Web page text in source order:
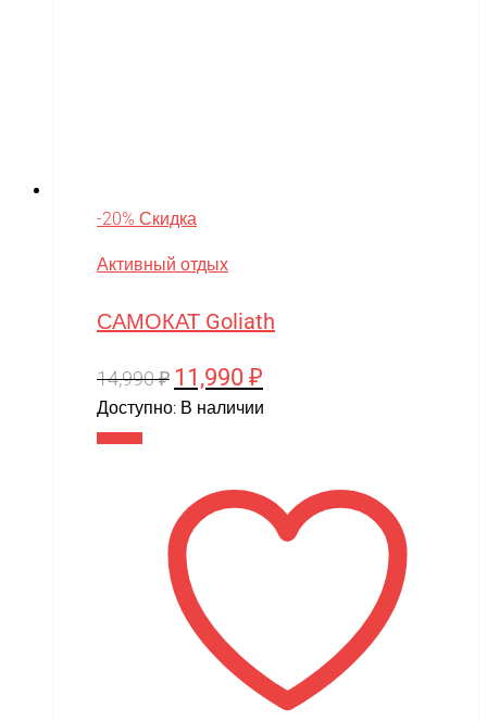
-20% Скидка
Активный отдых
САМОКАТ Goliath
14,990₽ Первоначальная
цена
11,990 ₽
цена:
Доступно: В наличии